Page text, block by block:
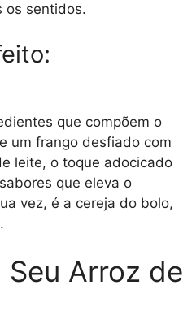
os sentidos.
que compõem o
um frango desfiado com
leite, o toque adocicado
que eleva o
vez, é a cereja do bolo,
Arroz de